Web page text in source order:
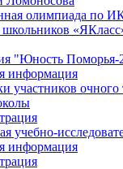
олимпиада по
"Юность Поморья-
информация
участников очного
учебно-
информация